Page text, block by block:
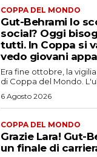
COPPA DEL MONDO
Gut-Behrami lo
social? Oggi
tutti. In Coppa si
vedo giovani
Era fine ottobre, la
di Coppa del Mondo.
6 Agosto 2026
COPPA DEL MONDO
Grazie Lara! Gut-
un finale di